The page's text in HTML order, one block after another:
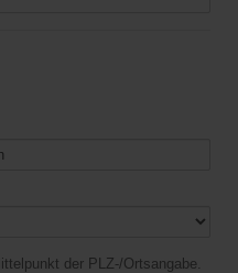
der PLZ-/Ortsangabe.